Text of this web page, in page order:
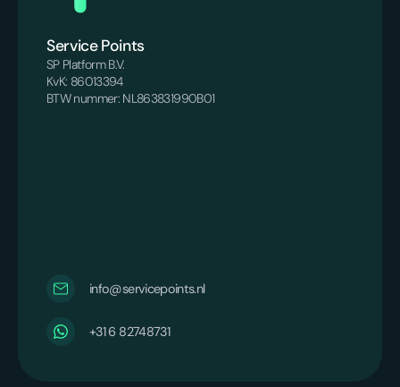
Service Points
SP Platform B.V.
KvK: 86013394
BTW nummer: NL863831990B01
info@servicepoints.nl
‪+31 6 82748731‬